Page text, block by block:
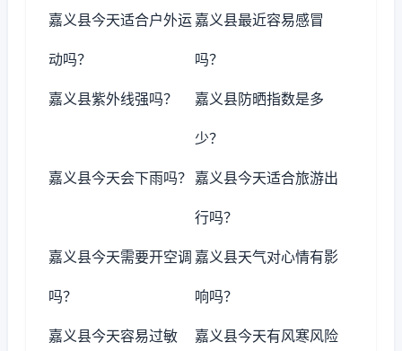
嘉义县今天适合户外运
动吗？
嘉义县最近容易感冒
吗？
嘉义县紫外线强吗？ 嘉义县防晒指数是多
少？
嘉义县今天会下雨吗？ 嘉义县今天适合旅游出
行吗？
嘉义县今天需要开空调
吗？
嘉义县天气对心情有影
响吗？
嘉义县今天容易过敏 嘉义县今天有风寒风险